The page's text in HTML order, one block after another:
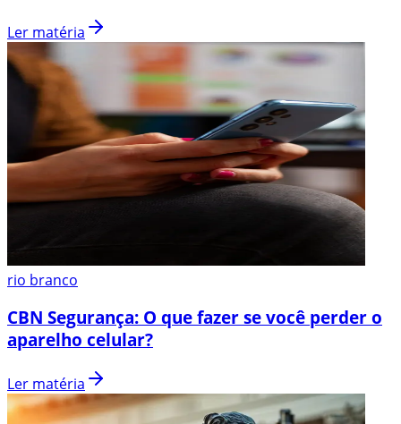
Ler matéria
rio branco
CBN Segurança: O que fazer se você perder o
aparelho celular?
Ler matéria